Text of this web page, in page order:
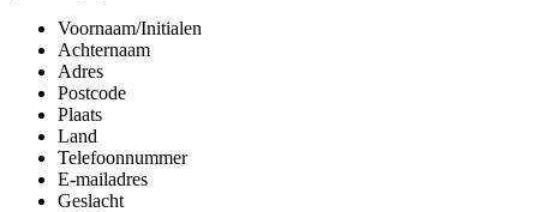
Voornaam/Initialen
Achternaam
Adres
Postcode
Plaats
Land
Telefoonnummer
E-mailadres
Geslacht